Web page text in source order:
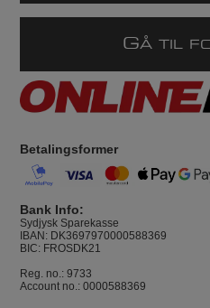
GÅ TIL
Betalingsformer
Bank Info:
Sydjysk Sparekasse
IBAN: DK3697970000588369
BIC: FROSDK21
Reg. no.: 9733
Account no.: 0000588369